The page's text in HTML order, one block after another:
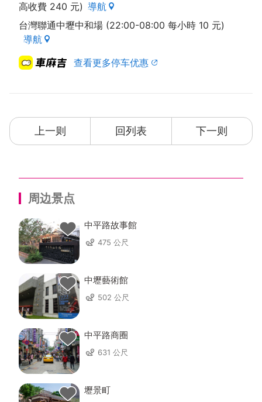
高收費 240 元) 導航
台灣聯通中壢中和場 (22:00-08:00 每小時 10 元)
導航
查看更多停车优惠
上一则 回列表 下一则
周边景点
中平路故事館
475 公尺
中壢藝術館
502 公尺
中平路商圈
631 公尺
壢景町